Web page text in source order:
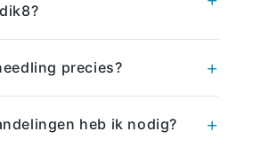
precies?
heb ik nodig?